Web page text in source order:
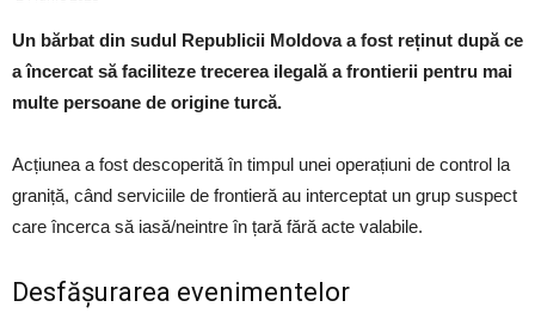
Un bărbat din sudul Republicii Moldova a fost reținut după ce
a încercat să faciliteze trecerea ilegală a frontierii pentru mai
multe persoane de origine turcă.
Acțiunea a fost descoperită în timpul unei operațiuni de control la
graniță, când serviciile de frontieră au interceptat un grup suspect
care încerca să iasă/neintre în țară fără acte valabile.
Desfășurarea evenimentelor